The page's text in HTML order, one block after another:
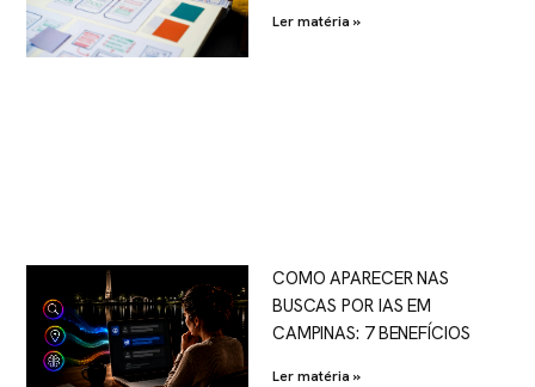
Ler matéria »
COMO APARECER NAS
BUSCAS POR IAS EM
CAMPINAS: 7 BENEFÍCIOS
Ler matéria »